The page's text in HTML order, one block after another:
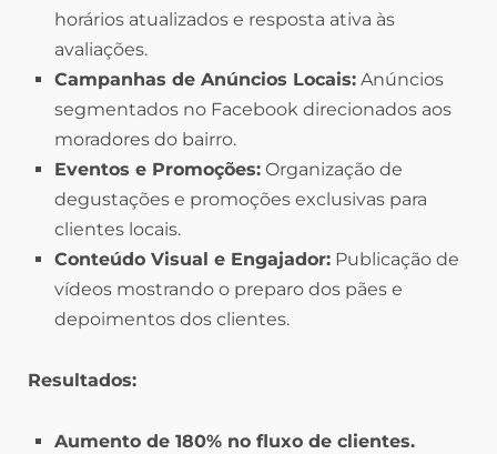
horários atualizados e resposta ativa às
avaliações.
Campanhas de Anúncios Locais: Anúncios
segmentados no Facebook direcionados aos
moradores do bairro.
Eventos e Promoções: Organização de
degustações e promoções exclusivas para
clientes locais.
Conteúdo Visual e Engajador: Publicação de
vídeos mostrando o preparo dos pães e
depoimentos dos clientes.
Resultados:
Aumento de 180% no fluxo de clientes.